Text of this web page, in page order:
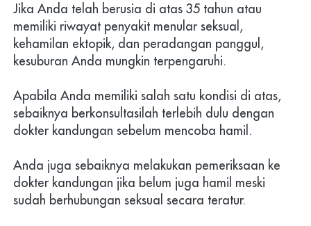
Jika Anda telah berusia di atas 35 tahun atau
memiliki riwayat penyakit menular seksual,
kehamilan ektopik, dan peradangan panggul,
kesuburan Anda mungkin terpengaruhi.
Apabila Anda memiliki salah satu kondisi di atas,
sebaiknya berkonsultasilah terlebih dulu dengan
dokter kandungan sebelum mencoba hamil.
Anda juga sebaiknya melakukan pemeriksaan ke
dokter kandungan jika belum juga hamil meski
sudah berhubungan seksual secara teratur.